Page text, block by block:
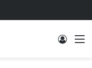
Log In